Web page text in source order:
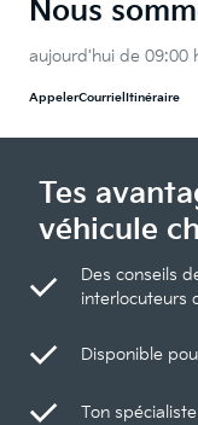
Nous
aujourd'hui de 09:00
AppelerCourriel Itinéraire
Tes
véhicule
Des conseils
interlocuteurs
Disponible
Ton